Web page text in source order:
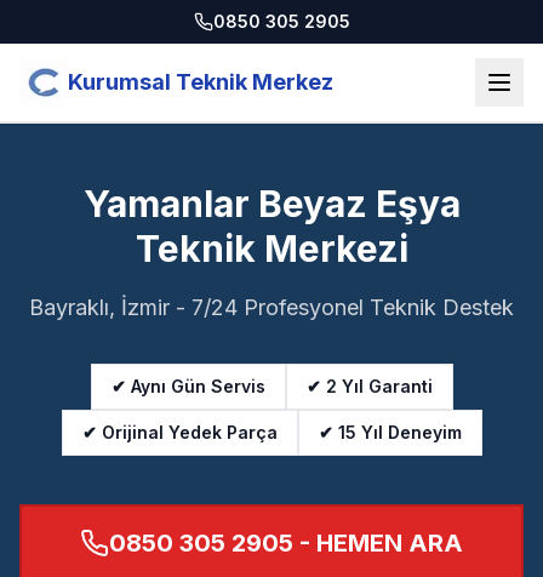
0850 305 2905
Kurumsal Teknik Merkez
Yamanlar Beyaz Eşya
Teknik Merkezi
Bayraklı, İzmir - 7/24 Profesyonel Teknik Destek
✔ Aynı Gün Servis ✔ 2 Yıl Garanti
✔ Orijinal Yedek Parça ✔ 15 Yıl Deneyim
0850 305 2905 - HEMEN ARA